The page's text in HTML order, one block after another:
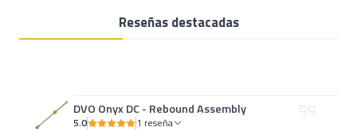
Reseñas destacadas
DVO Onyx DC - Rebound Assembly
5.0 1 reseña